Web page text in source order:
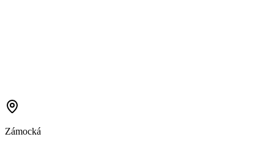
Zámocká